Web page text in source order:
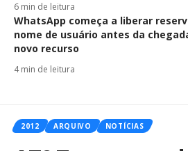
6 min de leitura
WhatsApp começa a liberar
nome de usuário antes da
novo recurso
4 min de leitura
2012 ARQUIVO NOTÍCIAS